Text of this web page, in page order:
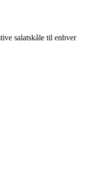
salatskåle til enhver